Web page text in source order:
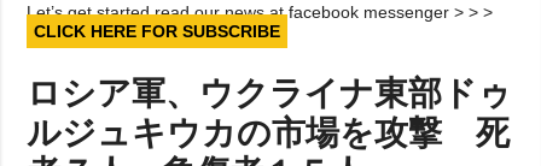
Let’s get started read our news at facebook messenger > > >
CLICK HERE FOR SUBSCRIBE
ロシア軍、ウクライナ東部ドゥ
ルジュキウカの市場を攻撃 死